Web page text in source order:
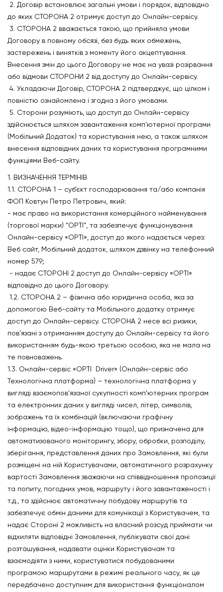
2. Договір встановлює загальні умови і порядок, відповідно
до яких СТОРОНА 2 отримує доступ до Онлайн-сервісу.
3. СТОРОНА 2 вважається такою, що прийняла умови
Договору в повному обсязі, без будь яких обмежень,
застережень і винятків з моменту його акцептування.
Внесення змін до цього Договору не має на увазі розірвання
або відмови СТОРОНИ 2 від доступу до Онлайн-сервісу.
4. Укладаючи Договір, СТОРОНА 2 підтверджує, що цілком і
повністю ознайомлена і згодна з його умовами.
5. Сторони розуміють, що доступ до Онлайн-сервісу
здійснюється шляхом завантаження комп’ютерної програми
(Мобільний Додаток) та користування нею, а також шляхом
внесення відповідних даних та користування програмними
функціями Веб-сайту.
1. ВИЗНАЧЕННЯ ТЕРМІНІВ
1.1. СТОРОНА 1 – суб’єкт господарювання та/або компанія
ФОП Ковтун Петро Петрович, який:
- має право на використання комерційного найменування
(торгової марки) “OPTI”, та забезпечує функціонування
Онлайн-сервісу «OPTI», доступ до якого надається через:
Веб сайт, Мобільний додаток, шляхом дзвінку на телефонний
номер 579;
- надає СТОРОНІ 2 доступ до Онлайн-сервісу «ОРТІ»
відповідно до цього Договору.
1.2. СТОРОНА 2 – фізична або юридична особа, яка за
допомогою Веб-сайту та Мобільного додатку отримує
доступ до Онлайн-сервісу. СТОРОНА 2 несе всі ризики,
пов’язані з отриманням доступу до Онлайн-сервісу та його
використанням будь-якою третьою особою, яка не мала на
те повноважень.
1.3. Онлайн-сервіс «OPTI Driver» (Онлайн-сервіс або
Технологічна платформа) – технологічна платформа у
вигляді взаємопов’язаної сукупності комп’ютерних програм
та електронних даних у вигляді чисел, літер, символів,
зображень та їх комбінацій (включаючи графічну
інформацію, відео-інформацію тощо), що призначена для
автоматизованого моніторингу, збору, обробки, розподілу,
зберігання, представлення даних про Замовлення, які були
розміщені на ній Користувачами, автоматичного розрахунку
вартості Замовлення зважаючи на співвідношення пропозиції
та попиту, погодних умов, маршруту і його завантаженості і
т.д., та здійснює автоматичну побудову маршрутів та
забезпечує обмін даними для комунікації з Користувачем, та
надає Стороні 2 можливість на власний розсуд приймати чи
відхиляти відповідні Замовлення, публікувати свої дані
розташування, надавати оцінки Користувачам та
взаємодіяти з ними, користуватися побудованими
програмою маршрутами в режимі реального часу, як це
передбачено доступним для використання функціоналом